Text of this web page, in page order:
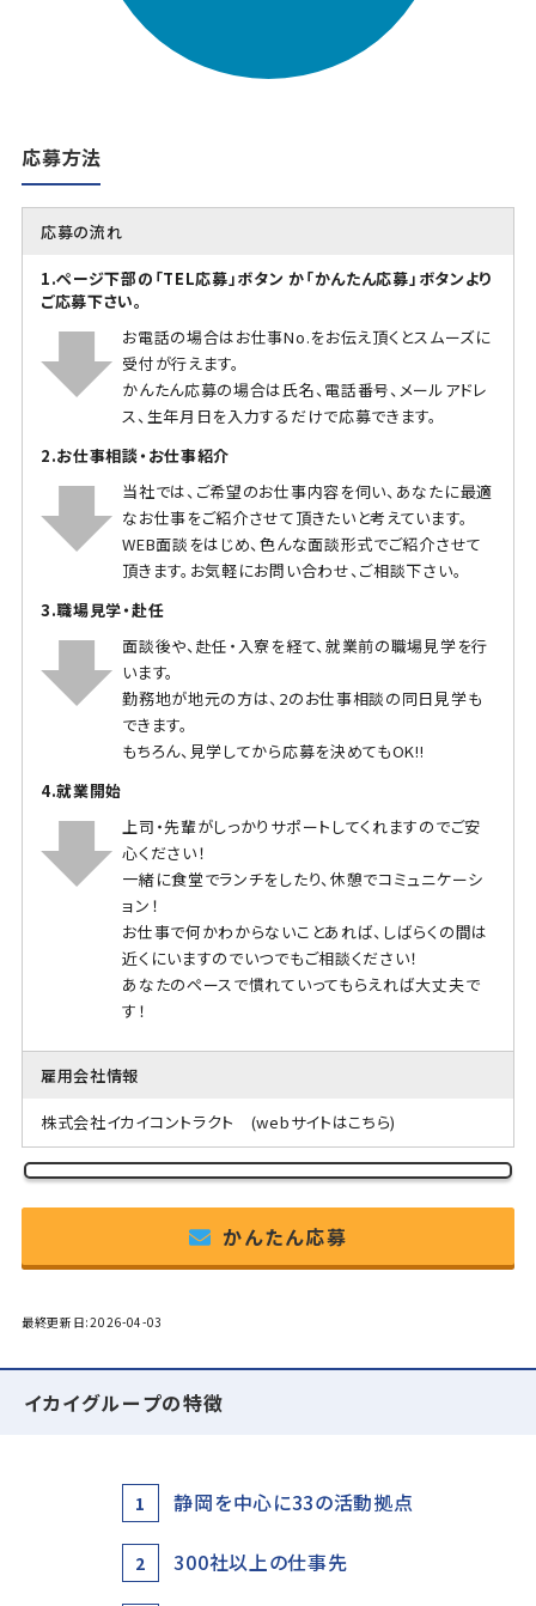
応募方法
応募の流れ
1.ページ下部の「TEL応募」ボタン か「かんたん応募」ボタンより
ご応募下さい。
お電話の場合はお仕事No.をお伝え頂くとスムーズに
受付が行えます。
かんたん応募の場合は氏名、電話番号、メールアドレ
ス、生年月日を入力するだけで応募できます。
2.お仕事相談・お仕事紹介
当社では、ご希望のお仕事内容を伺い、あなたに最適
なお仕事をご紹介させて頂きたいと考えています。
WEB面談をはじめ、色んな面談形式でご紹介させて
頂きます。お気軽にお問い合わせ、ご相談下さい。
3.職場見学・赴任
面談後や、赴任・入寮を経て、就業前の職場見学を行
います。
勤務地が地元の方は、2のお仕事相談の同日見学も
できます。
もちろん、見学してから応募を決めてもOK!!
4.就業開始
上司・先輩がしっかりサポートしてくれますのでご安
心ください！
一緒に食堂でランチをしたり、休憩でコミュニケーシ
ョン！
お仕事で何かわからないことあれば、しばらくの間は
近くにいますのでいつでもご相談ください！
あなたのペースで慣れていってもらえれば大丈夫で
す！
雇用会社情報
株式会社イカイコントラクト (webサイトはこちら)
かんたん応募
最終更新日:2026-04-03
イカイグループの特徴
1 静岡を中心に33の活動拠点
2 300社以上の仕事先